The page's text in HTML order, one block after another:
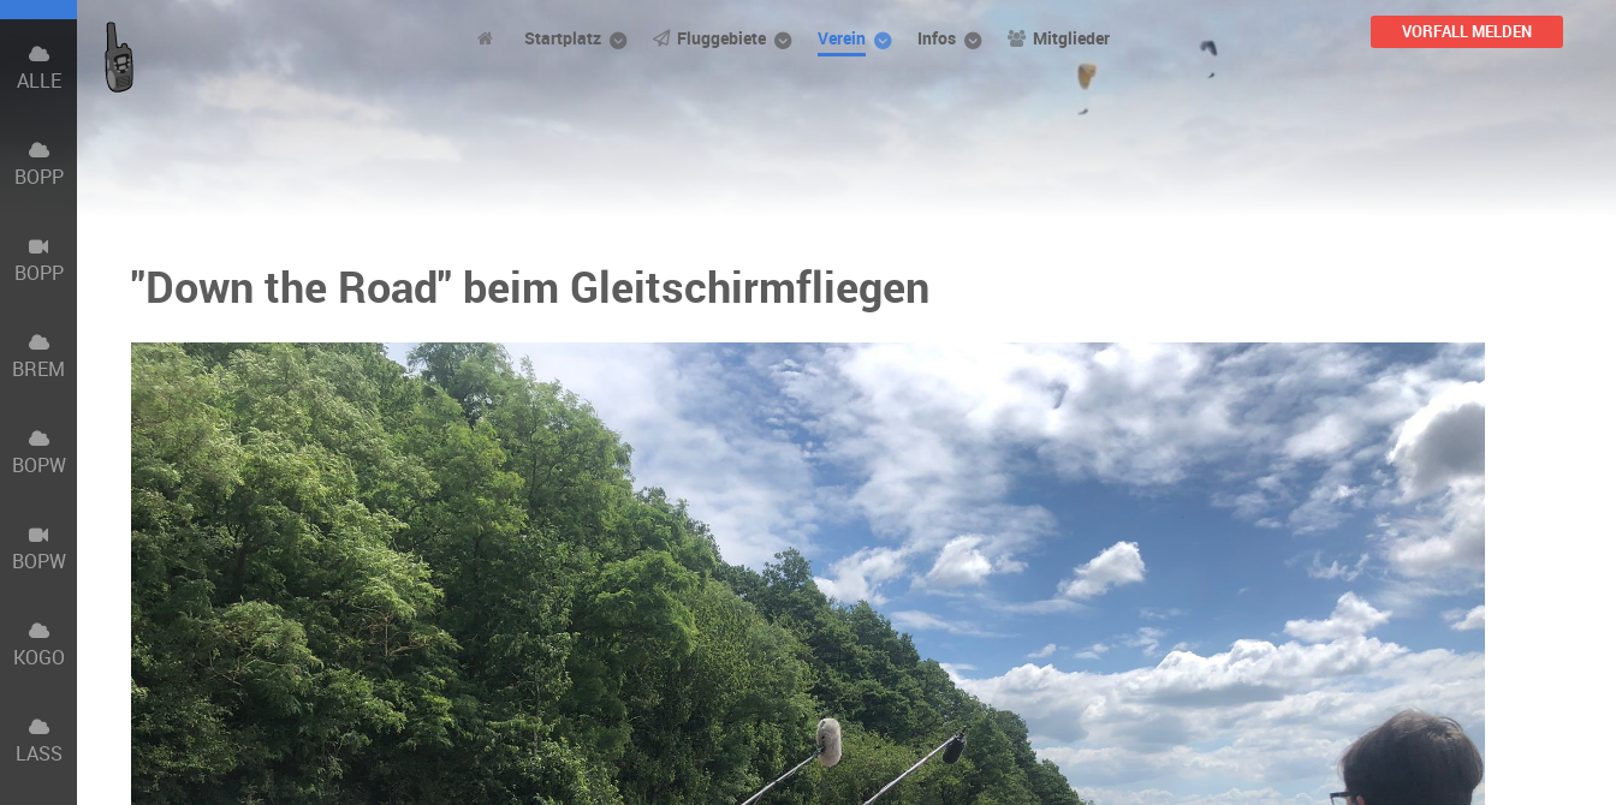
Startplatz Fluggebiete Verein Infos Mitglieder VORFALL MELDEN
"Down the Road" beim Gleitschirmfliegen
ALLE
BOPP
BOPP
BREM
BOPW
BOPW
KOGO
LASS